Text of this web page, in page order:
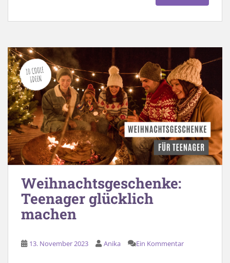
Weihnachtsgeschenke:
Teenager glücklich
machen
13. November 2023 Anika Ein Kommentar